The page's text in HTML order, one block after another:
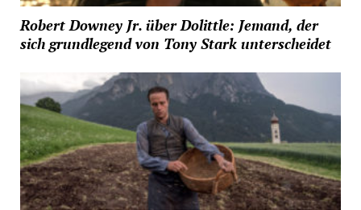
Robert Downey Jr. über Dolittle: Jemand, der
sich grundlegend von Tony Stark unterscheidet